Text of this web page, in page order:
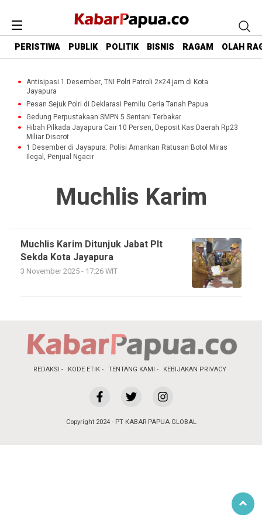
PERISTIWA PUBLIK POLITIK BISNIS RAGAM OLAH
Antisipasi 1 Desember, TNI Polri Patroli 2×24 jam di Kota
Jayapura
Pesan Sejuk Polri di Deklarasi Pemilu Ceria Tanah Papua
Gedung Perpustakaan SMPN 5 Sentani Terbakar
Hibah Pilkada Jayapura Cair 10 Persen, Deposit Kas Daerah Rp23
Miliar Disorot
1 Desember di Jayapura: Polisi Amankan Ratusan Botol Miras
Ilegal, Penjual Ngacir
Muchlis Karim
Muchlis Karim Ditunjuk Jabat Plt
Sekda Kota Jayapura
3 November 2025 - 17:26 WIT
REDAKSI KODE ETIK TENTANG KAMI KEBIJAKAN PRIVACY
Copyright 2024 - PT KABAR PAPUA GLOBAL